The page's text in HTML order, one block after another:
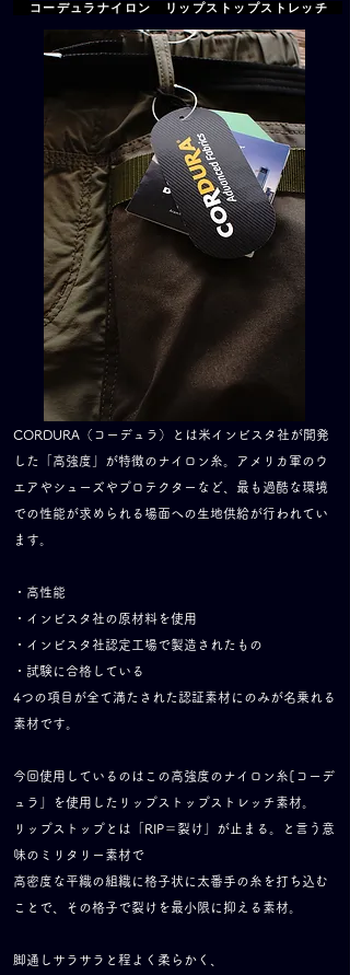
コーデュラナイロン リップストップストレッチ
CORDURA（コーデュラ）とは米インビスタ社が開発
した「高強度」が特徴のナイロン糸。アメリカ軍のウ
エアやシューズやプロテクターなど、最も過酷な環境
での性能が求められる場面への生地供給が行われてい
ます。
・高性能
・インビスタ社の原材料を使用
・インビスタ社認定工場で製造されたもの
・試験に合格している
​4つの項目が全て満たされた認証素材にのみが名乗れる
素材です。
今回使用しているのはこの高強度のナイロン糸[コーデ
ュラ」を使用したリップストップストレッチ素材。
リップストップとは「RIP＝裂け」が止まる。と言う意
味のミリタリー素材で
高密度な平織の組織に格子状に太番手の糸を打ち込む
ことで、その格子で裂けを最小限に抑える素材。
脚通しサラサラと程よく柔らかく、